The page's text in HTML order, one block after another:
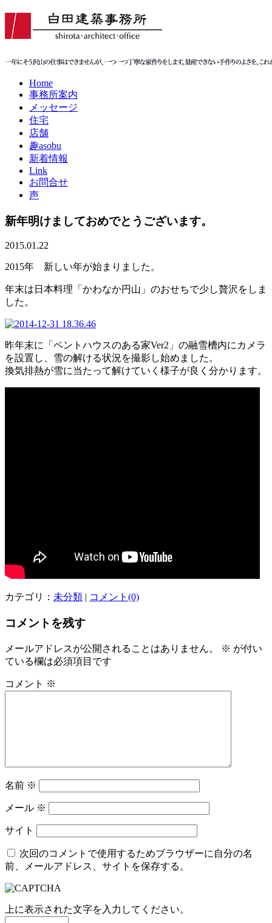
Home
事務所案内
メッセージ
住宅
店舗
趣asobu
新着情報
Link
お問合せ
声
新年明けましておめでとうございます。
2015.01.22
2015年 新しい年が始まりました。
年末は日本料理「かわなか円山」のおせちで少し贅沢をしま
した。
昨年末に「ペントハウスのある家Ver2」の融雪槽内にカメラ
を設置し、雪の解ける状況を撮影し始めました。
換気排熱が雪に当たって解けていく様子が良く分かります。
カテゴリ： 未分類 | コメント(0)
コメントを残す
メールアドレスが公開されることはありません。 ※ が付い
ている欄は必須項目です
コメント ※
名前 ※
メール ※
サイト
次回のコメントで使用するためブラウザーに自分の名
前、メールアドレス、サイトを保存する。
上に表示された文字を入力してください。